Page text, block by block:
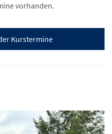
vorhanden.
Kurstermine